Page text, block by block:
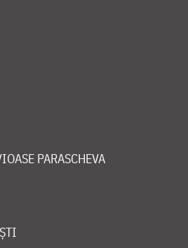
PARASCHEVA